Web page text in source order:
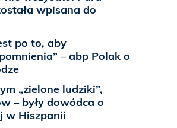
wpisana do
po to, aby
– abp Polak o
„zielone ludziki”,
– były dowódca o
w Hiszpanii